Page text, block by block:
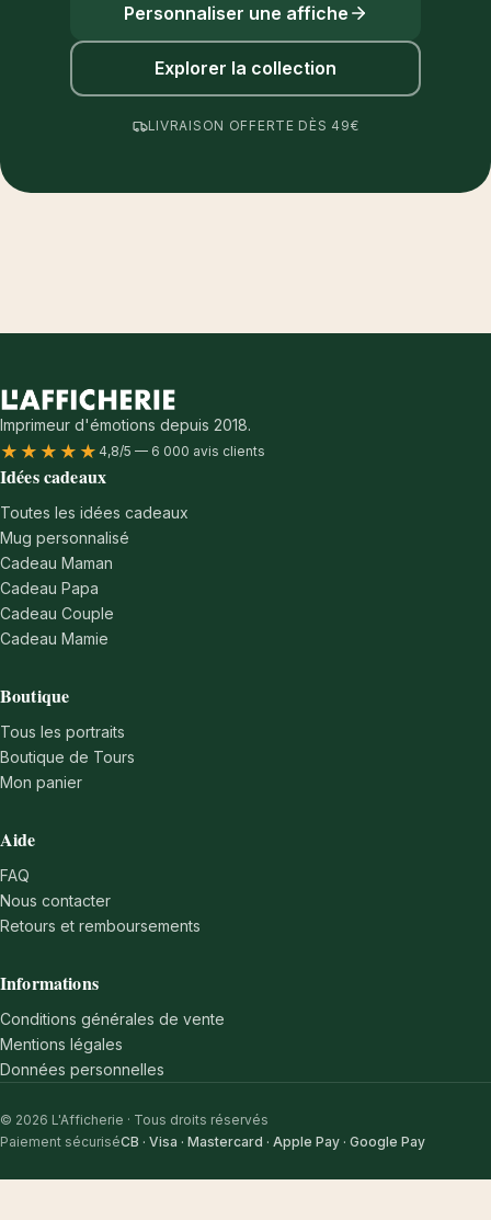
Personnaliser une affiche
Explorer la collection
LIVRAISON OFFERTE DÈS 49€
Imprimeur d'émotions depuis 2018.
★★★★★ 4,8/5 — 6 000 avis clients
Idées cadeaux
Toutes les idées cadeaux
Mug personnalisé
Cadeau Maman
Cadeau Papa
Cadeau Couple
Cadeau Mamie
Boutique
Tous les portraits
Boutique de Tours
Mon panier
Aide
FAQ
Nous contacter
Retours et remboursements
Informations
Conditions générales de vente
Mentions légales
Données personnelles
© 2026 L'Afficherie · Tous droits réservés
Paiement sécuriséCB · Visa · Mastercard · Apple Pay · Google Pay